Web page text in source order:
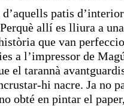
patis
allí es lliura a
que van
a l’impressor de
el tarannà
hi nacre. Ja
obté en pintar el